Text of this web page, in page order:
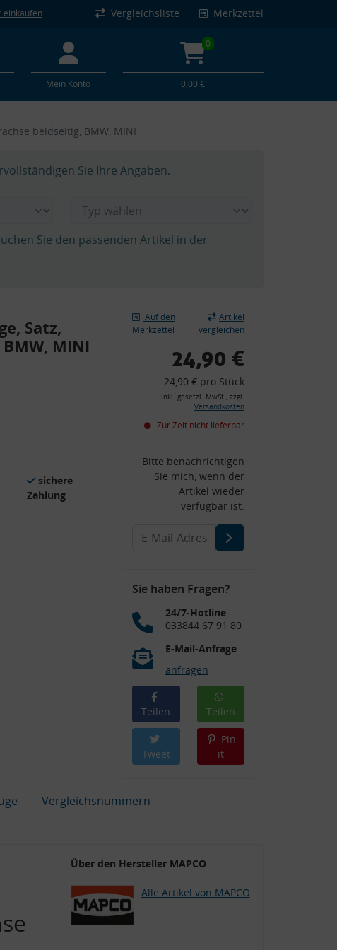
einkaufen Vergleichsliste Merkzettel
Mein Konto
0
0,00 €
beidseitig, BMW, MINI
Sie Ihre Angaben.
Sie den passenden Artikel in der
Satz,
MINI
sichere
Zahlung
Auf den
Merkzettel
Artikel
vergleichen
24,90 €
24,90 € pro Stück
inkl. gesetzl. MwSt., zzgl.
Versandkosten
Zur Zeit nicht lieferbar
Bitte benachrichtigen
Sie mich, wenn der
Artikel wieder
verfügbar ist:
Sie haben Fragen?
24/7-Hotline
033844 67 91 80
E-Mail-Anfrage
anfragen
Teilen Teilen
Tweet
Pin
it
Vergleichsnummern
Über den Hersteller MAPCO
Alle Artikel von MAPCO